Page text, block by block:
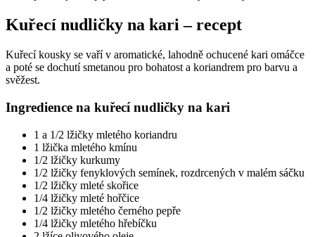
Kuřecí nudličky na kari – recept
Kuřecí kousky se vaří v aromatické, lahodně ochucené kari omáčce
a poté se dochutí smetanou pro bohatost a koriandrem pro barvu a
svěžest.
Ingredience na kuřecí nudličky na kari
1 a 1/2 lžičky mletého koriandru
1 lžička mletého kmínu
1/2 lžičky kurkumy
1/2 lžičky fenyklových semínek, rozdrcených v malém sáčku
1/2 lžičky mleté skořice
1/4 lžičky mleté hořčice
1/2 lžičky mletého černého pepře
1/4 lžičky mletého hřebíčku